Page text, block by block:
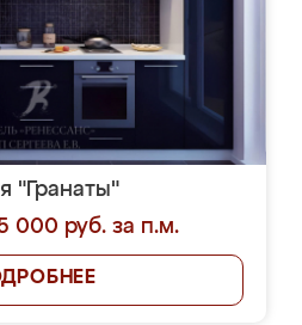
"Гранаты"
000 руб. за п.м.